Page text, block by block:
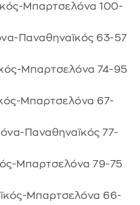
Μπαρτσελόνα 100-
Παναθηναϊκός 63-57
Μπαρτσελόνα 74-95
Μπαρτσελόνα 67-
Παναθηναϊκός 77-
Μπαρτσελόνα 79-75
Μπαρτσελόνα 66-